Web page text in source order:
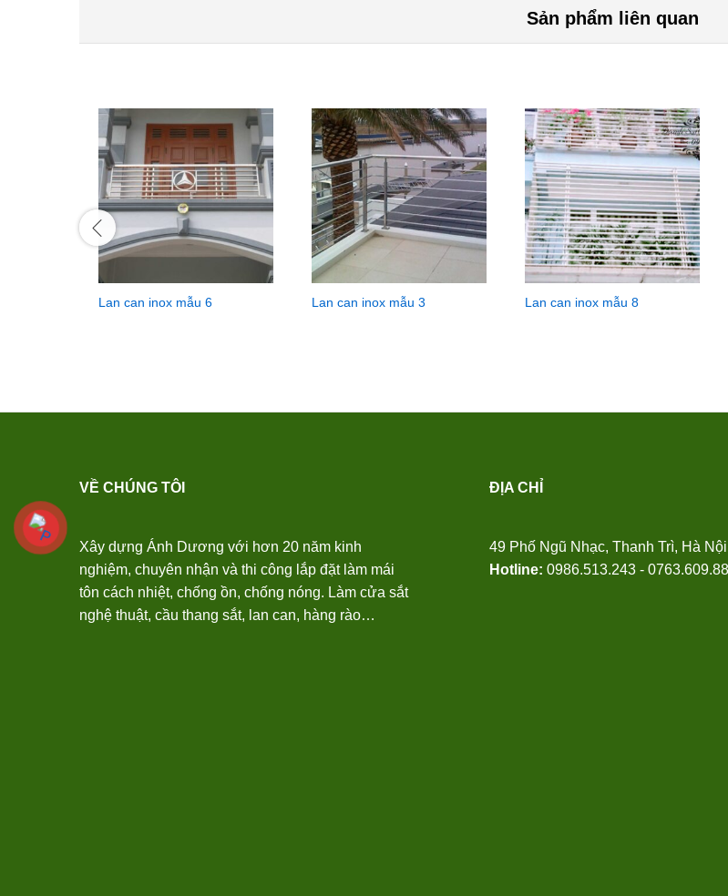
Sản phẩm liên quan
Lan can inox mẫu 6 Lan can inox mẫu 3 Lan can inox mẫu 8
VỀ CHÚNG TÔI
Xây dựng Ánh Dương với hơn 20 năm kinh
nghiệm, chuyên nhận và thi công lắp đặt làm mái
tôn cách nhiệt, chống ồn, chống nóng. Làm cửa sắt
nghệ thuật, cầu thang sắt, lan can, hàng rào…
ĐỊA CHỈ
49 Phố Ngũ Nhạc, Thanh Trì, Hà
Hotline: 0986.513.243 -